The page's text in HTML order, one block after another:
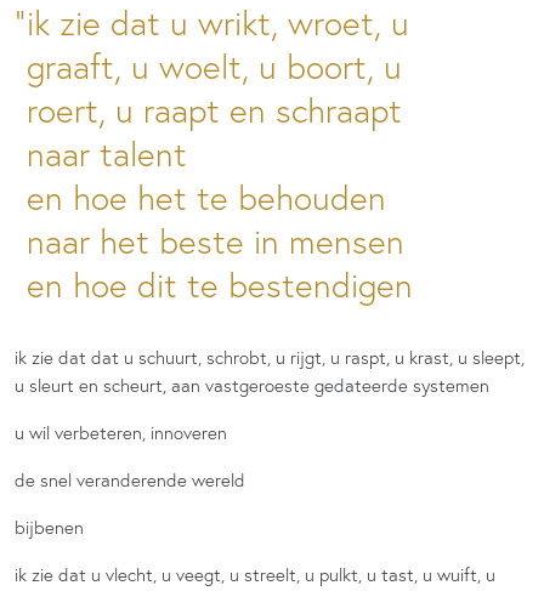
ik zie dat u wrikt, wroet, u
graaft, u woelt, u boort, u
roert, u raapt en schraapt
naar talent
en hoe het te behouden
naar het beste in mensen
en hoe dit te bestendigen
ik zie dat dat u schuurt, schrobt, u rijgt, u raspt, u krast, u sleept,
u sleurt en scheurt, aan vastgeroeste gedateerde systemen
u wil verbeteren, innoveren
de snel veranderende wereld
bijbenen
ik zie dat u vlecht, u veegt, u streelt, u pulkt, u tast, u wuift, u